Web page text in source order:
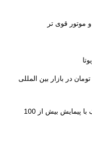
جیلی گلکسی L6 معرفی شد، سدان پاک با پیمایش بیش از 100